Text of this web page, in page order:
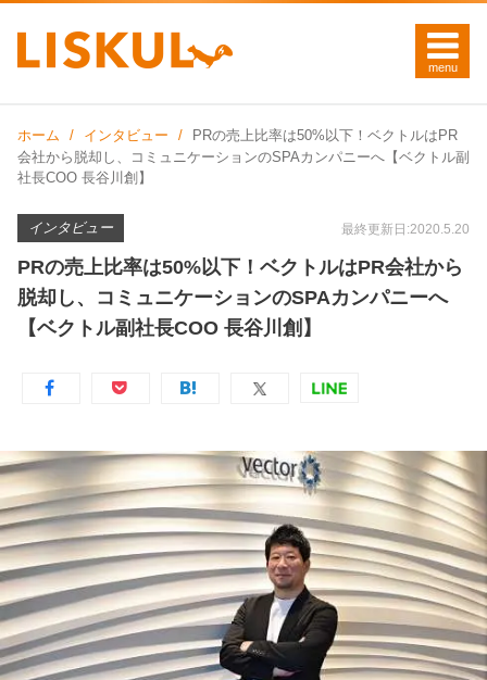
ホーム インタビュー
PRの売上比率は50%以下！ベクトルはPR
会社から脱却し、コミュニケーションのSPAカンパニーへ【ベクトル副
社長COO 長谷川創】
インタビュー 最終更新日:2020.5.20
PRの売上比率は50%以下！ベクトルはPR会社から
脱却し、コミュニケーションのSPAカンパニーへ
【ベクトル副社長COO 長谷川創】